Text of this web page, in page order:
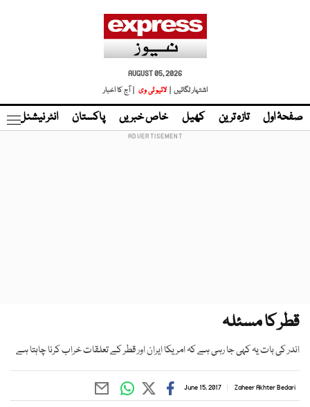
AUGUST 05, 2026
اشتہار لگائیں |
لائیو ٹی وی | آج کا اخبار
صفحۂ اول تازہ ترین کھیل خاص خبریں پاکستان انٹر نیشنل
قطر کا مسئلہ
اندر کی بات یہ کہی جا رہی ہے کہ امریکا ایران اور قطر کے تعلقات خراب کرنا چاہتا ہے
Zaheer Akhter Bedari
June 15, 2017